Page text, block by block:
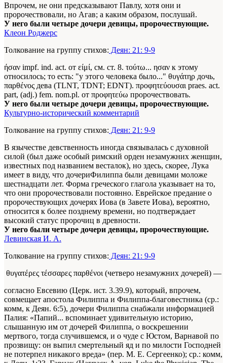
Впрочем, не они предсказывают Павлу, хотя они и
пророчествовали, но Агав; а каким образом, послушай.
У него были четыре дочери девицы, пророчествующие.
Клеон Роджерс
Толкование на группу стихов: Деян: 21: 9-9
ήσαν impf. ind. act. от είμί, см. ст. 8. τούτω... ησαν к этому
относилось; то есть: "у этого человека было..." θυγάτηρ дочь,
παρθένος дева (TLNT, TDNT; EDNT). προφητεύουσαι praes. act.
part, (adj.) fem. nom.pl. от προφητεύω пророчествовать.
У него были четыре дочери девицы, пророчествующие.
Культурно-исторический комментарий
Толкование на группу стихов: Деян: 21: 9-9
В язычестве девственность иногда связывалась с духовной
силой (был даже особый римский орден незамужних женщин,
известных под названием весталок), но здесь, скорее, Лука
имеет в виду, что дочериФилиппа были девицами моложе
шестнадцати лет. Форма греческого глагола указывает на то,
что они пророчествовали постоянно. Еврейское предание о
пророчествующих дочерях Иова (в 3авете Иова), вероятно,
относится к более позднему времени, но подтверждает
высокий статус пророчиц в древности.
У него были четыре дочери девицы, пророчествующие.
Левинская И. А.
Толкование на группу стихов: Деян: 21: 9-9
θυγατέρες τέσσαρες παρθένοι (четверо незамужних дочерей) —
согласно Евсевию (Церк. ист. 3.39.9), который, впрочем,
совмещает апостола Филиппа и Филиппа-благовестника (ср.:
комм, к Деян. 6:5), дочери Филиппа снабжали информацией
Палия: «Папий... вспоминает удивительную историю,
слышанную им от дочерей Филиппа, о воскрешении
мертвого, тогда случившемся, и о чуде с Юстом, Варнавой по
прозвищу: он выпил смертельный яд и по милости Господней
не потерпел никакого вреда» (пер. Μ. Е. Сергеенко); ср.: комм,